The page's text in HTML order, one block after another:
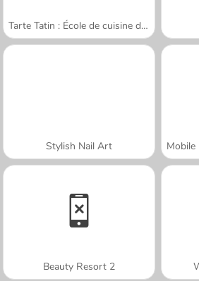
Tarte Tatin : École de cuisine de Sara
Stylish Nail Art
Beauty Resort 2